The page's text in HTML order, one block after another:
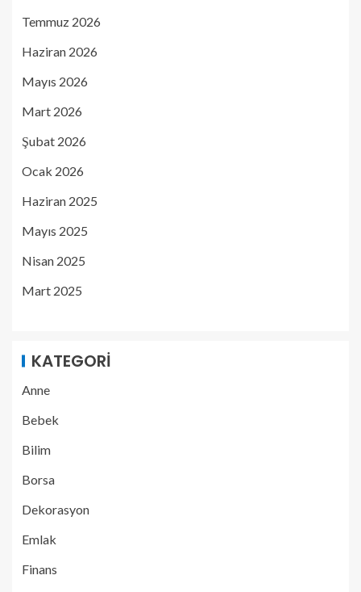
Temmuz 2026
Haziran 2026
Mayıs 2026
Mart 2026
Şubat 2026
Ocak 2026
Haziran 2025
Mayıs 2025
Nisan 2025
Mart 2025
KATEGORI
Anne
Bebek
Bilim
Borsa
Dekorasyon
Emlak
Finans